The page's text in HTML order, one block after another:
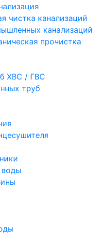
чистка канализаций
канализаций
прочистка
ХВС / ГВС
труб
воды